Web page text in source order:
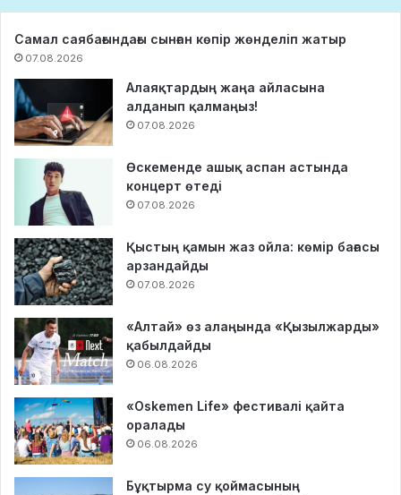
Самал саябағындағы сынған көпір жөнделіп жатыр
07.08.2026
Алаяқтардың жаңа айласына
алданып қалмаңыз!
07.08.2026
Өскеменде ашық аспан астында
концерт өтеді
07.08.2026
Қыстың қамын жаз ойла: көмір бағасы
арзандайды
07.08.2026
«Алтай» өз алаңында «Қызылжарды»
қабылдайды
06.08.2026
«Oskemen Life» фестивалі қайта
оралады
06.08.2026
Бұқтырма су қоймасының